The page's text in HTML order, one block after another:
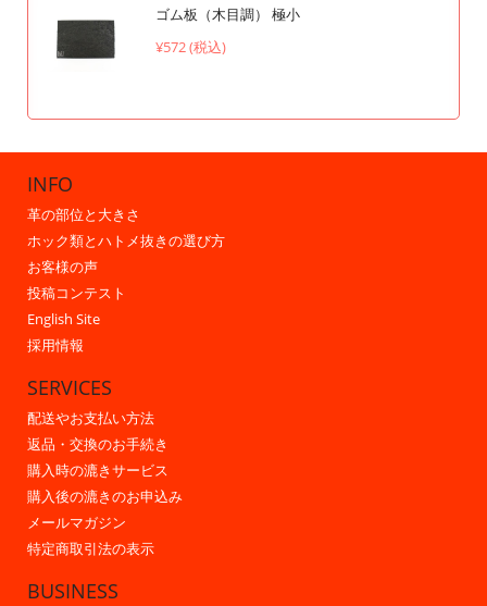
ゴム板（木目調） 極小
¥572 (税込)
INFO
革の部位と大きさ
ホック類とハトメ抜きの選び方
お客様の声
投稿コンテスト
English Site
採用情報
SERVICES
配送やお支払い方法
返品・交換のお手続き
購入時の漉きサービス
購入後の漉きのお申込み
メールマガジン
特定商取引法の表示
BUSINESS